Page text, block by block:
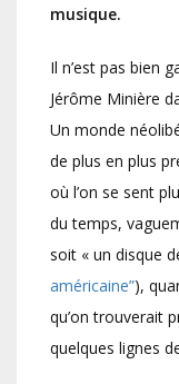
musique.
Il n’est pas bien
Jérôme Minière
Un monde
de plus en plus
où l’on se sent
du temps,
soit « un disque
américaine”),
qu’on trouverait
quelques lignes